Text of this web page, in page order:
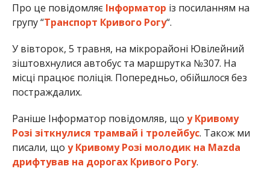
Про це повідомляє Інформатор із посиланням на
групу “Транспорт Кривого Рогу“.
У вівторок, 5 травня, на мікрорайоні Ювілейний
зіштовхнулися автобус та маршрутка №307. На
місці працює поліція. Попередньо, обійшлося без
постраждалих.
Раніше Інформатор повідомляв, що у Кривому
Розі зіткнулися трамвай і тролейбус. Також ми
писали, що у Кривому Розі молодик на Mazda
дрифтував на дорогах Кривого Рогу.